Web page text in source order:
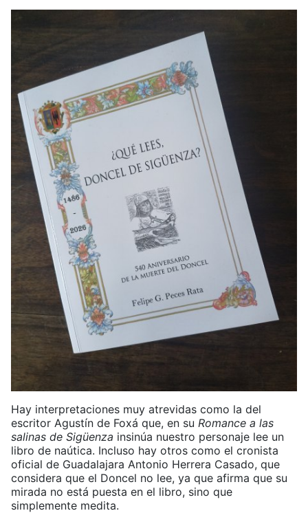
Hay interpretaciones muy atrevidas como la del
escritor Agustín de Foxá que, en su Romance a las
salinas de Sigüenza insinúa nuestro personaje lee un
libro de naútica. Incluso hay otros como el cronista
oficial de Guadalajara Antonio Herrera Casado, que
considera que el Doncel no lee, ya que afirma que su
mirada no está puesta en el libro, sino que
simplemente medita.